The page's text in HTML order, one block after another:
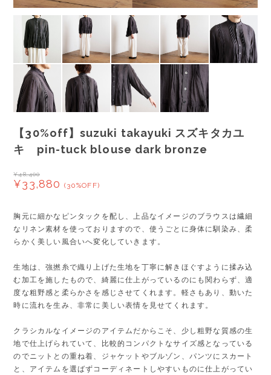
【30%off】suzuki takayuki スズキタカユ
キ pin-tuck blouse dark bronze
¥48,400
¥33,880 (30%OFF)
胸元に細かなピンタックを配し、上品なイメージのブラウスは繊細
なリネン素材を使っておりますので、使うごとに身体に馴染み、柔
らかく美しい風合いへ変化していきます。
生地は、強撚糸で織り上げた生地を丁寧に解きほぐすように揉み込
む加工を施したもので、綺麗に仕上がっているのにも関わらず、適
度な粗野感と柔らかさを感じさせてくれます。軽さもあり、動いた
時に流れを生み、非常に美しい表情を見せてくれます。
クラシカルなイメージのアイテムだからこそ、少し粗野な質感の生
地で仕上げられていて、比較的コンパクトなサイズ感となっている
のでニットとの重ね着、ジャケットやブルゾン、パンツにスカート
と、アイテムを選ばずコーディネートしやすいものに仕上がってい